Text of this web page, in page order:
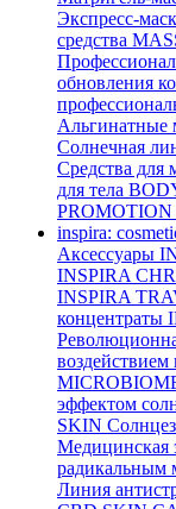
Экспресс-
средства
обновления
Альгинатные
Солнечная
Средства для
для тела
PROMOTION
inspira:
Аксессуары
INSPIRA
INSPIRA
концентраты
эффектом
SKIN
Медицинская
радикальным
Линия